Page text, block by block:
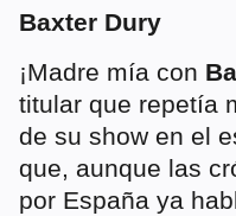
Baxter Dury
¡Madre mía con
titular que repetía
de su show en el
que, aunque las
por España ya